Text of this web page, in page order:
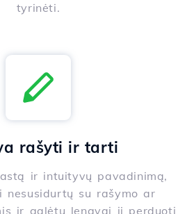
tyrinėti.
rašyti ir tarti
ir intuityvų pavadinimą,
nesusidurtų su rašymo ar
ir galėtų lengvai jį perduoti